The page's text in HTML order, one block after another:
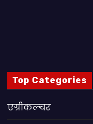
Top Categories
एग्रीकल्चर